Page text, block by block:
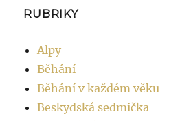
RUBRIKY
Alpy
Běhání
Běhání v každém věku
Beskydská sedmička